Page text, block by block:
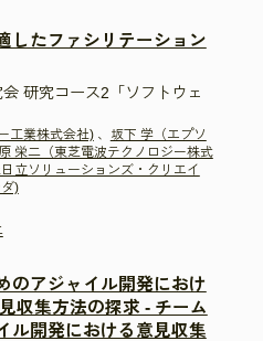
したファシリテーション
研究コース2「ソフトウェ
工業株式会社)、 坂下 学（エプソ
栄二（東芝電波テクノロジー株式
立ソリューションズ・クリエイ
)
のアジャイル開発におけ
収集方法の探求 - チーム
ル開発における意見収集